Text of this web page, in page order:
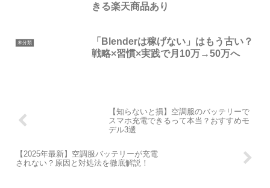
きる楽天商品あり
未分類
「Blenderは稼げない」はもう古い？
戦略×習慣×実践で月10万→50万へ
【知らないと損】空調服のバッテリーで
スマホ充電できるって本当？おすすめモ
デル3選
【2025年最新】空調服バッテリーが充電
されない？原因と対処法を徹底解説！